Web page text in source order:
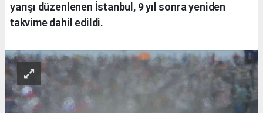
yarışı düzenlenen İstanbul, 9 yıl sonra yeniden
takvime dahil edildi.